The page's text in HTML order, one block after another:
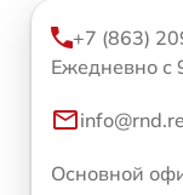
+7 (863)
Ежедневно с
Основной